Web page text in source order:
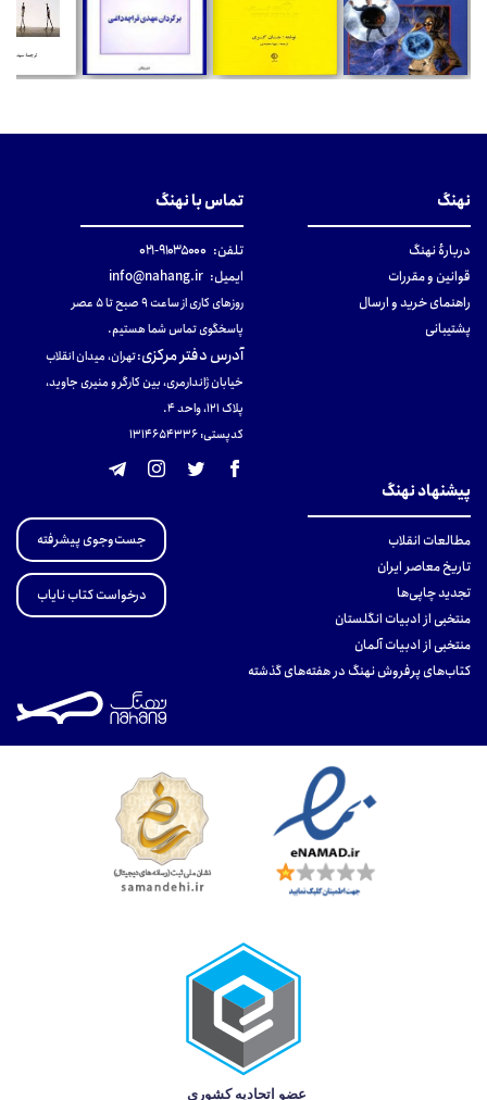
نهنگ
دربارهٔ نهنگ
قوانین و مقررات
راهنمای خرید و ارسال
پشتیبانی
تماس با نهنگ
تلفن: ۹۱۰۳۵۰۰۰-۰۲۱
ایمیل: info@nahang.ir
روزهای کاری از ساعت ۹ صبح تا ۵ عصر
پاسخگوی تماس شما هستیم.
آدرس دفتر مرکزی:تهران، میدان انقلاب
خیابان ژاندارمری، بین کارگر و منیری جاوید،
پلاک 121، واحد ۴.
کدپستی: 131465433۶
پیشنهاد نهنگ
مطالعات انقلاب
تاریخ معاصر ایران
تجدید چاپی‌ها
منتخبی از ادبیات انگلستان
منتخبی از ادبیات آلمان
کتاب‌های پرفروش نهنگ در هفته‌های گذشته
جست‌وجوی پیشرفته
درخواست کتاب نایاب